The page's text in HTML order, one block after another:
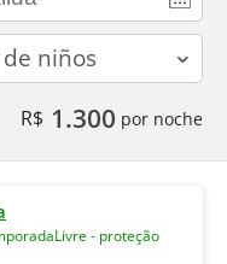
R$ 1.300 por noche
- proteção